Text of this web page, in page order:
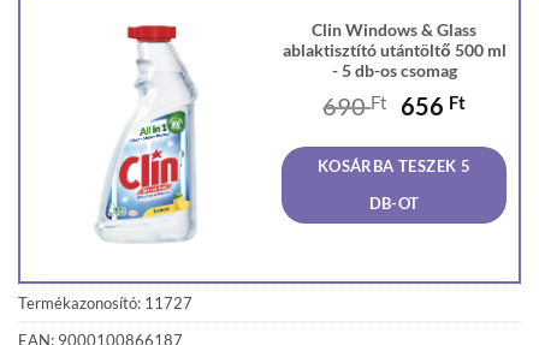
Clin Windows & Glass
ablaktisztító utántöltő 500 ml
- 5 db-os csomag
690Ft
Original
was:
690 Ft.
656 Ft
is:
656
KOSÁRBA TESZEK 5
DB-OT
Termékazonosító: 11727
EAN: 9000100866187